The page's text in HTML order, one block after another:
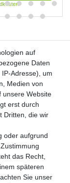
auf
Daten
Adresse), um
Medien von
unsere Website
erst durch
Dritten, die wir
oder aufgrund
das Recht,
späteren
Sie unser
auf
Daten
Adresse), um
Medien von
unsere Website
erst durch
Dritten, die wir
oder aufgrund
das Recht,
späteren
Sie unser